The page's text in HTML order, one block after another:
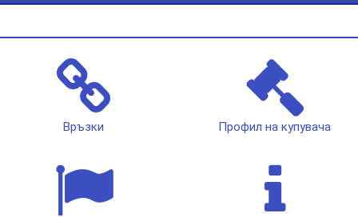
Връзки Профил на купувача